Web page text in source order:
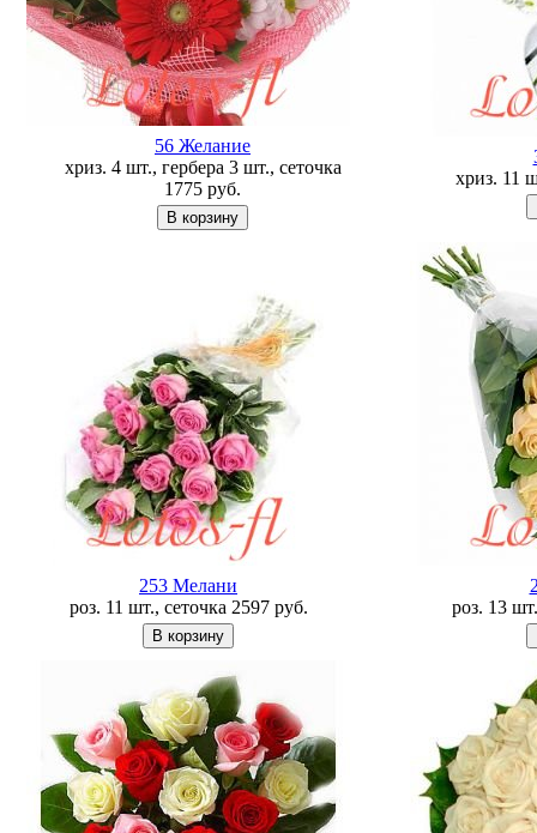
56 Желание
хриз. 4 шт., гербера 3 шт., сеточка
1775 руб.
хриз. 11
253 Мелани
роз. 11 шт., сеточка 2597 руб.
роз. 13